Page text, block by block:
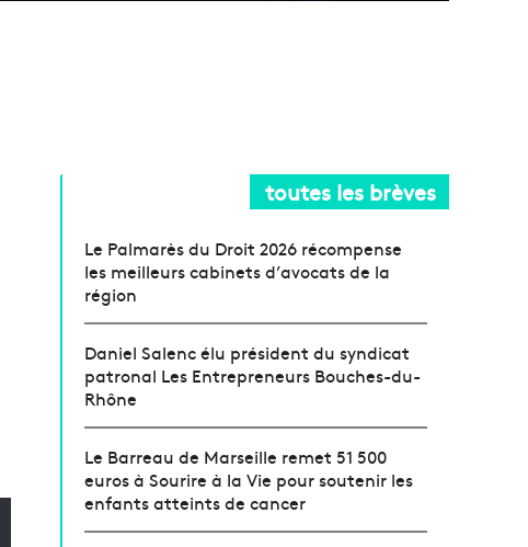
toutes les brèves
Le Palmarès du Droit 2026 récompense
les meilleurs cabinets d’avocats de la
région
Daniel Salenc élu président du syndicat
patronal Les Entrepreneurs Bouches-du-
Rhône
Le Barreau de Marseille remet 51 500
euros à Sourire à la Vie pour soutenir les
enfants atteints de cancer